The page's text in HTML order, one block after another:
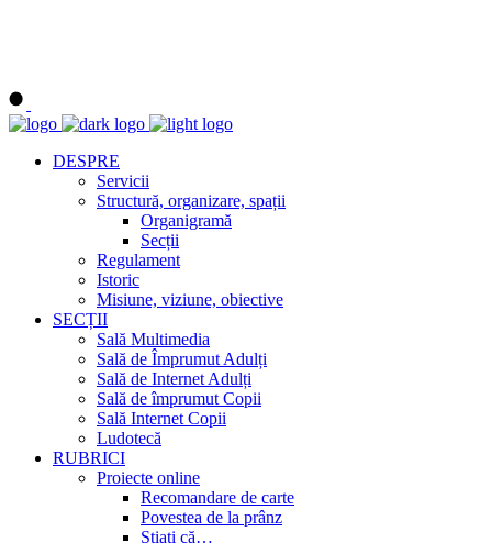
DESPRE
Servicii
Structură, organizare, spații
Organigramă
Secții
Regulament
Istoric
Misiune, viziune, obiective
SECȚII
Sală Multimedia
Sală de Împrumut Adulți
Sală de Internet Adulți
Sală de împrumut Copii
Sală Internet Copii
Ludotecă
RUBRICI
Proiecte online
Recomandare de carte
Povestea de la prânz
Știați că…